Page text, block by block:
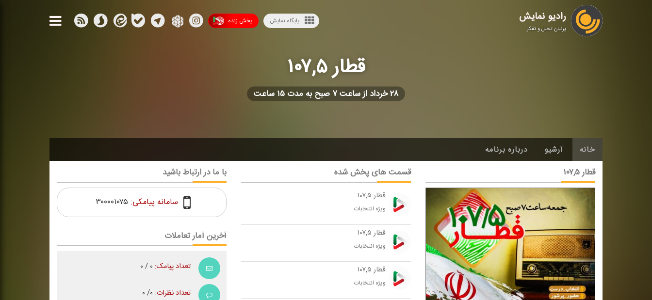
رادیو نمایش
پرنیان تخیل و تفکر
پخش زنده پایگاه نمایش
قطار ۱۰۷,۵
۲۸ خرداد از ساعت ۷ صبح به مدت ۱۵ ساعت
خانه آرشیو درباره برنامه
قطار ۱۰۷,۵ قسمت های پخش شده
قطار ۱۰۷,۵
ویژه انتخابات
قطار ۱۰۷,۵
ویژه انتخابات
قطار ۱۰۷,۵
ویژه انتخابات
با ما در ارتباط باشید
سامانه پیامکی: ۳۰۰۰۰۱۰۷۵
آخرین آمار تعاملات
تعداد پیامک:
تعداد نظرات: